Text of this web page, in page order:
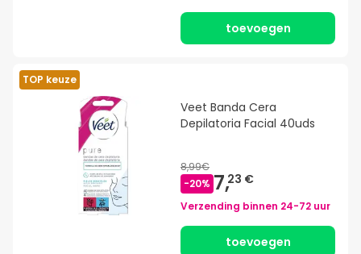
toevoegen
TOP keuze
Veet Banda Cera
Depilatoria Facial 40uds
8,99€
-20% 7,23 €
Verzending binnen 24-72 uur
toevoegen